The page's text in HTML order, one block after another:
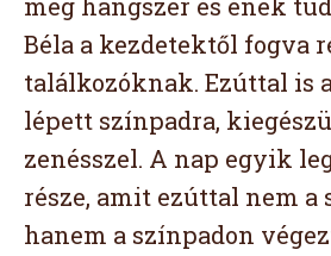
Béla a kezdetektől fogva
találkozóknak. Ezúttal is
lépett színpadra,
zenésszel. A nap egyik
része, amit ezúttal nem a
hanem a színpadon